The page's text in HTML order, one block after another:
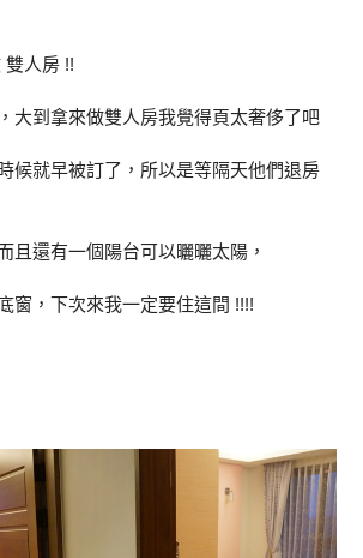
雙人房 !!
大到拿來做雙人房我覺得頁太奢侈了吧
候就早被訂了，所以是等隔天他們退房
且還有一個陽台可以曬曬太陽，
窗，下次來我一定要住這間 !!!!